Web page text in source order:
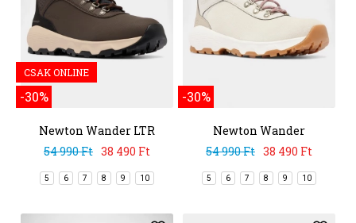
CSAK ONLINE
-30%
Newton Wander LTR
54 990 Ft 38 490 Ft
5 6 7 8 9 10
-30%
Newton Wander
54 990 Ft 38 490 Ft
5 6 7 8 9 10